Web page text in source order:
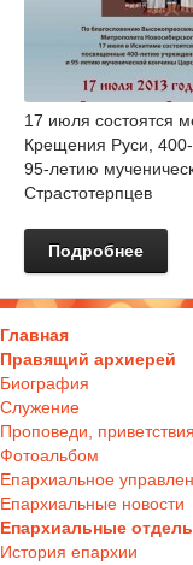
17 июля состоятся
Крещения Руси,
95-летию
Страстотерпцев
Подробнее
Главная
Правящий архиерей
Биография
Служение
Проповеди,
Фотоальбом
Епархиальное
Епархиальные новости
Епархиальные
История епархии